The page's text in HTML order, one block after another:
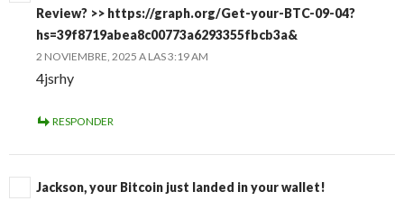
Review? >> https://graph.org/Get-your-BTC-09-04?
hs=39f8719abea8c00773a6293355fbcb3a&
2 NOVIEMBRE, 2025 A LAS 3:19 AM
4jsrhy
RESPONDER
Jackson, your Bitcoin just landed in your wallet!